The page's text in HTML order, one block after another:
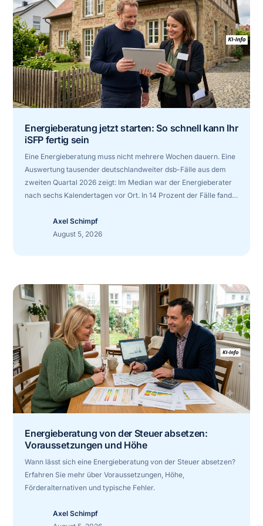
Energieberatung jetzt starten: So schnell kann Ihr
iSFP fertig sein
Eine Energieberatung muss nicht mehrere Wochen dauern. Eine
Auswertung tausender deutschlandweiter dsb-Fälle aus dem
zweiten Quartal 2026 zeigt: Im Median war der Energieberater
nach sechs Kalendertagen vor Ort. In 14 Prozent der Fälle fand
Tag statt.Axel Schimpf
August 5, 2026
Energieberatung von der Steuer absetzen:
Voraussetzungen und Höhe
Wann lässt sich eine Energieberatung von der Steuer absetzen?
Erfahren Sie mehr über Voraussetzungen, Höhe,
Förderalternativen und typische Fehler.
Axel Schimpf